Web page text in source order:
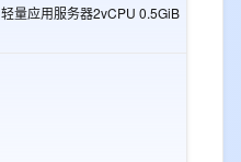
轻量应用服务器2vCPU 0.5GiB